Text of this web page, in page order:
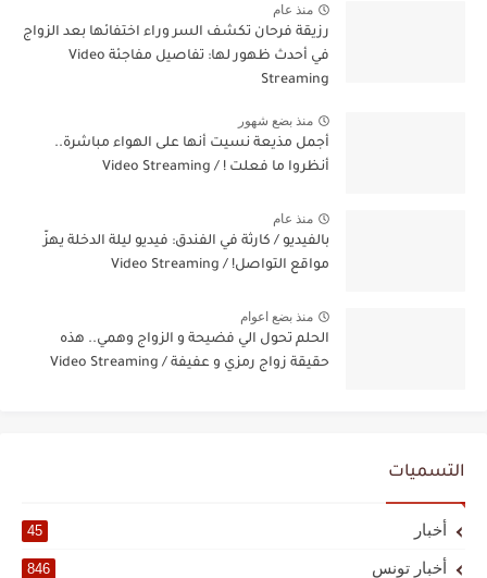
منذ عام
رزيقة فرحان تكشف السر وراء اختفائها بعد الزواج
في أحدث ظهور لها: تفاصيل مفاجئة Video
Streaming
منذ بضع شهور
أجمل مذيعة نسيت أنها على الهواء مباشرة..
أنظروا ما فعلت ! / Video Streaming
منذ عام
بالفيديو / كارثة في الفندق: فيديو ليلة الدخلة يهزّ
مواقع التواصل! / Video Streaming
منذ بضع اعوام
الحلم تحول الي فضيحة و الزواج وهمي.. هذه
حقيقة زواج رمزي و عفيفة / Video Streaming
التسميات
أخبار 45
أخبار تونس 846